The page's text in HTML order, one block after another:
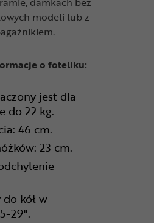
modeli lub z
o foteliku:
jest dla
do 22 kg.
46 cm.
23 cm.
kół w
29".